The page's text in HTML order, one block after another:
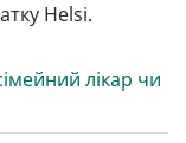
Helsi.
лікар чи